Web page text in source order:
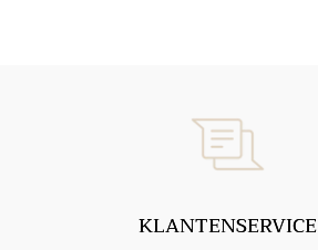
KLANTENSERVICE